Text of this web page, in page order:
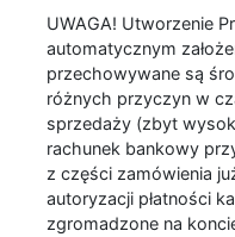
UWAGA! Utworzenie
automatycznym
przechowywane są
różnych przyczyn w
sprzedaży (zbyt
rachunek bankowy
z części zamówienia
autoryzacji płatności
zgromadzone na